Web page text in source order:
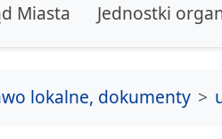
Miasta Jednostki
główna
lokalne, dokumenty